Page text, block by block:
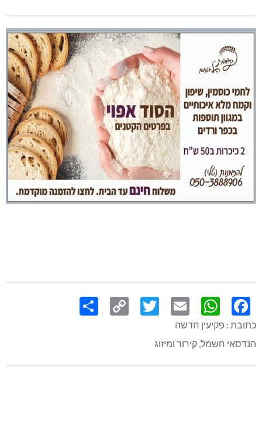
Facebook
WhatsApp
Email
Twitter
Copy
Link
כתובת : פקיעין חדשה
הנדסאי חשמל, קירור ומיזוג